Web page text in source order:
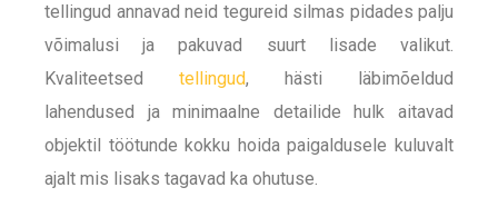
tellingud annavad neid tegureid silmas pidades palju
võimalusi ja pakuvad suurt lisade valikut.
Kvaliteetsed tellingud, hästi läbimõeldud
lahendused ja minimaalne detailide hulk aitavad
objektil töötunde kokku hoida paigaldusele kuluvalt
ajalt mis lisaks tagavad ka ohutuse.